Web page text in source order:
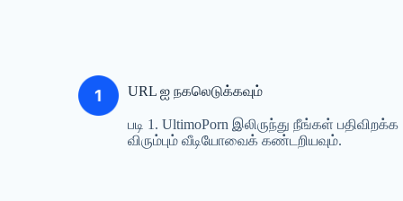
URL ஐ நகலெடுக்கவும்
படி 1. UltimoPorn இலிருந்து நீங்கள் பதிவிறக்க
விரும்பும் வீடியோவைக் கண்டறியவும்.